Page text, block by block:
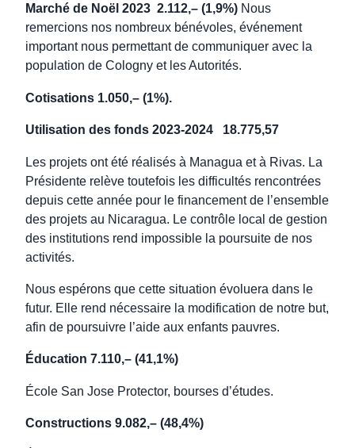
Marché de Noël 2023 2.112,– (1,9%) Nous
remercions nos nombreux bénévoles, événement
important nous permettant de communiquer avec la
population de Cologny et les Autorités.
Cotisations 1.050,– (1%).
Utilisation des fonds 2023-2024 18.775,57
Les projets ont été réalisés à Managua et à Rivas. La
Présidente relève toutefois les difficultés rencontrées
depuis cette année pour le financement de l’ensemble
des projets au Nicaragua. Le contrôle local de gestion
des institutions rend impossible la poursuite de nos
activités.
Nous espérons que cette situation évoluera dans le
futur. Elle rend nécessaire la modification de notre but,
afin de poursuivre l’aide aux enfants pauvres.
Éducation 7.110,– (41,1%)
École San Jose Protector, bourses d’études.
Constructions 9.082,– (48,4%)